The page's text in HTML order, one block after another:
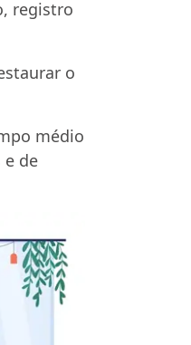
registro
o
médio
e de